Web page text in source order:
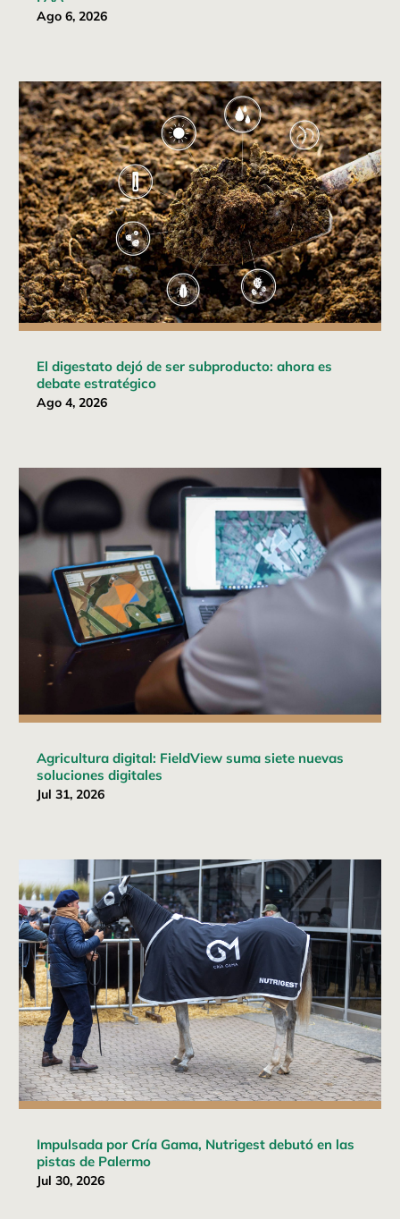
Ago 6, 2026
El digestato dejó de ser subproducto: ahora es
debate estratégico
Ago 4, 2026
Agricultura digital: FieldView suma siete nuevas
soluciones digitales
Jul 31, 2026
Impulsada por Cría Gama, Nutrigest debutó en las
pistas de Palermo
Jul 30, 2026